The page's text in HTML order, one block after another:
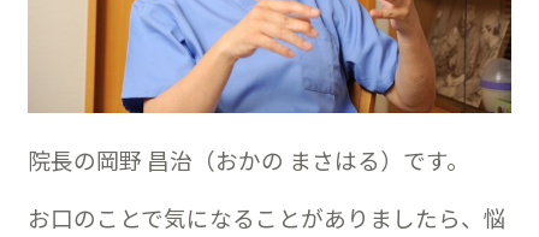
院長の岡野 昌治（おかの まさはる）です。
お口のことで気になることがありましたら、悩